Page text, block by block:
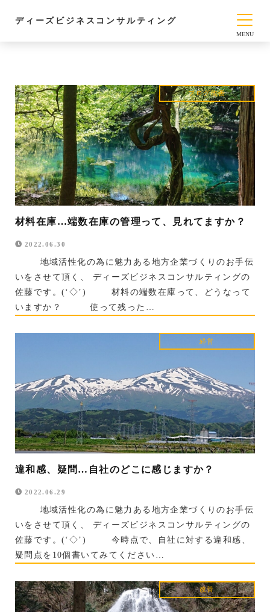
ディーズビジネスコンサルティング
材料在庫…端数在庫の管理って、見れてますか？
ブログ改善
2022.06.30
地域活性化の為に魅力ある地方企業づくりのお手伝
いをさせて頂く、 ディーズビジネスコンサルティングの
佐藤です。(‘◇’)ゞ 材料の端数在庫って、どうなって
いますか？ 使って残った…
違和感、疑問…自社のどこに感じますか？
経営
2022.06.29
地域活性化の為に魅力ある地方企業づくりのお手伝
いをさせて頂く、 ディーズビジネスコンサルティングの
佐藤です。(‘◇’)ゞ 今時点で、自社に対する違和感、
疑問点を10個書いてみてください…
改善